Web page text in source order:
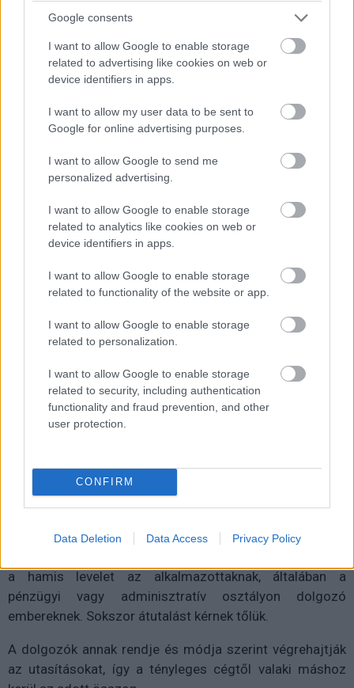
Google consents
I want to allow Google to enable storage
related to advertising like cookies on web or
device identifiers in apps.
I want to allow my user data to be sent to
Google for online advertising purposes.
I want to allow Google to send me
personalized advertising.
I want to allow Google to enable storage
related to analytics like cookies on web or
device identifiers in apps.
I want to allow Google to enable storage
related to functionality of the website or app.
I want to allow Google to enable storage
related to personalization.
I want to allow Google to enable storage
related to security, including authentication
functionality and fraud prevention, and other
user protection.
CONFIRM
Data Deletion Data Access Privacy Policy
#hardver
FBI: ne bízz a főnököd e-
Kedvencekhez
Harangi László| 2016 április 11. 12:00
Amerikában hatalmas divat lett az ügyvezetők
nevében kamu e-maileket küldeni.
Az FBI arrafigyelmezteti
hatalmas veszteségeket okozva a cégeknek.
a hamis levelet az alkalmazottaknak, általában a
pénzügyi vagy adminisztratív osztályon dolgozó
embereknek. Sokszor átutalást kérnek tőlük.
A dolgozók annak rendje és módja szerint végrehajtják
az utasításokat, így a tényleges cégtől valaki máshoz